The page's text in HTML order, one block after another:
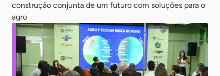
construção conjunta de um futuro com soluções para o
agro